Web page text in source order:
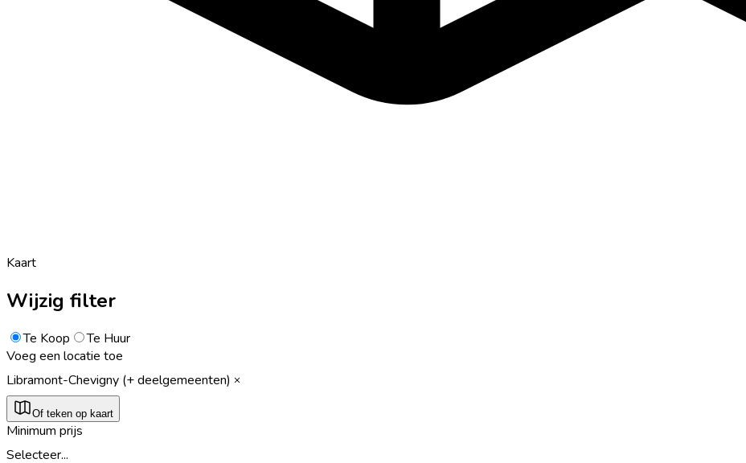
Kaart
Wijzig filter
Te Koop
Te Huur
Voeg een locatie toe
Libramont-Chevigny (+ deelgemeenten)
Of teken op kaart
Minimum prijs
Selecteer...